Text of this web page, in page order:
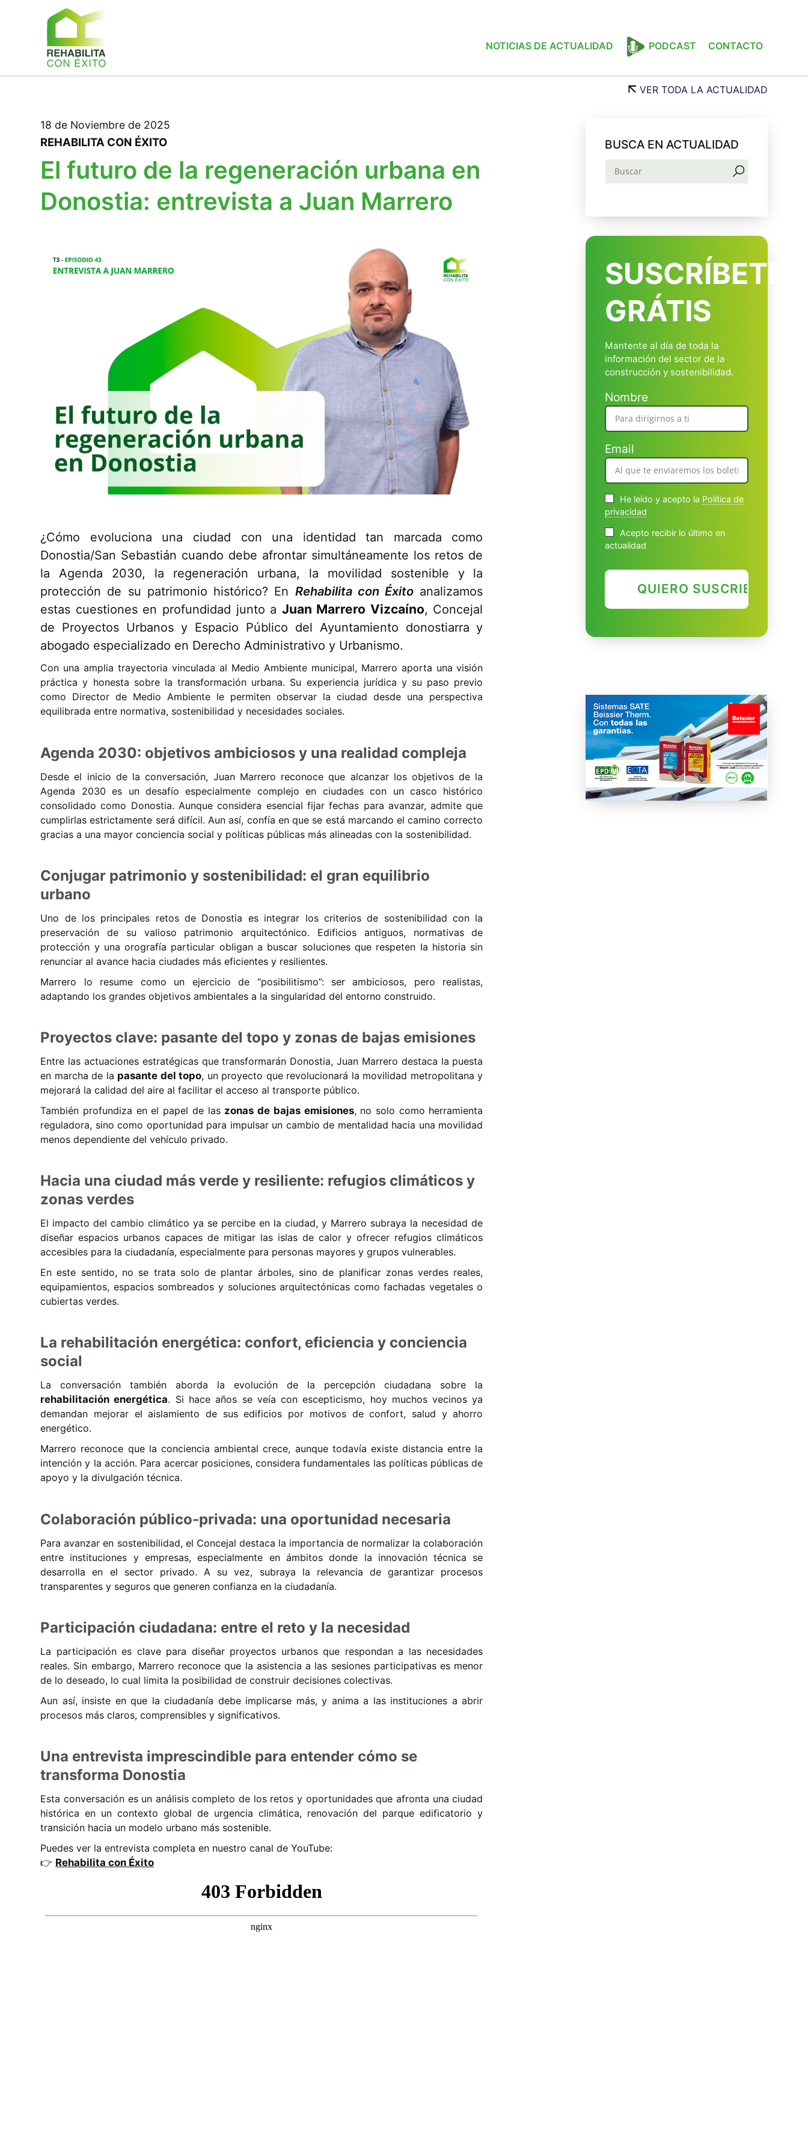
NOTICIAS DE ACTUALIDAD PODCAST CONTACTO
VER TODA LA ACTUALIDAD
18 de Noviembre de 2025
REHABILITA CON ÉXITO
El futuro de la regeneración urbana en
Donostia: entrevista a Juan Marrero
¿Cómo evoluciona una ciudad con una identidad tan marcada como
Donostia/San Sebastián cuando debe afrontar simultáneamente los retos de
la Agenda 2030, la regeneración urbana, la movilidad sostenible y la
protección de su patrimonio histórico? En Rehabilita con Éxito analizamos
estas cuestiones en profundidad junto a Juan Marrero Vizcaíno, Concejal
de Proyectos Urbanos y Espacio Público del Ayuntamiento donostiarra y
abogado especializado en Derecho Administrativo y Urbanismo.
Con una amplia trayectoria vinculada al Medio Ambiente municipal, Marrero aporta una visión
práctica y honesta sobre la transformación urbana. Su experiencia jurídica y su paso previo
como Director de Medio Ambiente le permiten observar la ciudad desde una perspectiva
equilibrada entre normativa, sostenibilidad y necesidades sociales.
Agenda 2030: objetivos ambiciosos y una realidad compleja
Desde el inicio de la conversación, Juan Marrero reconoce que alcanzar los objetivos de la
Agenda 2030 es un desafío especialmente complejo en ciudades con un casco histórico
consolidado como Donostia. Aunque considera esencial fijar fechas para avanzar, admite que
cumplirlas estrictamente será difícil. Aun así, confía en que se está marcando el camino correcto
gracias a una mayor conciencia social y políticas públicas más alineadas con la sostenibilidad.
Conjugar patrimonio y sostenibilidad: el gran equilibrio
urbano
Uno de los principales retos de Donostia es integrar los criterios de sostenibilidad con la
preservación de su valioso patrimonio arquitectónico. Edificios antiguos, normativas de
protección y una orografía particular obligan a buscar soluciones que respeten la historia sin
renunciar al avance hacia ciudades más eficientes y resilientes.
Marrero lo resume como un ejercicio de “posibilitismo”: ser ambiciosos, pero realistas,
adaptando los grandes objetivos ambientales a la singularidad del entorno construido.
Proyectos clave: pasante del topo y zonas de bajas emisiones
Entre las actuaciones estratégicas que transformarán Donostia, Juan Marrero destaca la puesta
en marcha de la pasante del topo, un proyecto que revolucionará la movilidad metropolitana y
mejorará la calidad del aire al facilitar el acceso al transporte público.
También profundiza en el papel de las zonas de bajas emisiones, no solo como herramienta
reguladora, sino como oportunidad para impulsar un cambio de mentalidad hacia una movilidad
menos dependiente del vehículo privado.
Hacia una ciudad más verde y resiliente: refugios climáticos y
zonas verdes
El impacto del cambio climático ya se percibe en la ciudad, y Marrero subraya la necesidad de
diseñar espacios urbanos capaces de mitigar las islas de calor y ofrecer refugios climáticos
accesibles para la ciudadanía, especialmente para personas mayores y grupos vulnerables.
En este sentido, no se trata solo de plantar árboles, sino de planificar zonas verdes reales,
equipamientos, espacios sombreados y soluciones arquitectónicas como fachadas vegetales o
cubiertas verdes.
La rehabilitación energética: confort, eficiencia y conciencia
social
La conversación también aborda la evolución de la percepción ciudadana sobre la
rehabilitación energética. Si hace años se veía con escepticismo, hoy muchos vecinos ya
demandan mejorar el aislamiento de sus edificios por motivos de confort, salud y ahorro
energético.
Marrero reconoce que la conciencia ambiental crece, aunque todavía existe distancia entre la
intención y la acción. Para acercar posiciones, considera fundamentales las políticas públicas de
apoyo y la divulgación técnica.
Colaboración público-privada: una oportunidad necesaria
Para avanzar en sostenibilidad, el Concejal destaca la importancia de normalizar la colaboración
entre instituciones y empresas, especialmente en ámbitos donde la innovación técnica se
desarrolla en el sector privado. A su vez, subraya la relevancia de garantizar procesos
transparentes y seguros que generen confianza en la ciudadanía.
Participación ciudadana: entre el reto y la necesidad
La participación es clave para diseñar proyectos urbanos que respondan a las necesidades
reales. Sin embargo, Marrero reconoce que la asistencia a las sesiones participativas es menor
de lo deseado, lo cual limita la posibilidad de construir decisiones colectivas.
Aun así, insiste en que la ciudadanía debe implicarse más, y anima a las instituciones a abrir
procesos más claros, comprensibles y significativos.
Una entrevista imprescindible para entender cómo se
transforma Donostia
Esta conversación es un análisis completo de los retos y oportunidades que afronta una ciudad
histórica en un contexto global de urgencia climática, renovación del parque edificatorio y
transición hacia un modelo urbano más sostenible.
Puedes ver la entrevista completa en nuestro canal de YouTube:
👉 Rehabilita con Éxito
BUSCA EN ACTUALIDAD
SUSCRÍBETE
GRÁTIS
Mantente al día de toda la
información del sector de la
construcción y sostenibilidad.
Nombre
Email
He leído y acepto la Política de
privacidad
Acepto recibir lo último en
actualidad